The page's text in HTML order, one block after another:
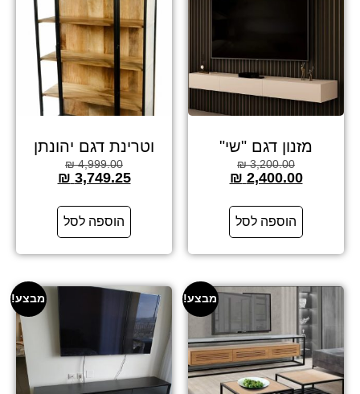
מזנון דגם "שי"
3,200.00
₪
2,400.00
₪
הוספה לסל
וטרינת דגם יהונתן
4,999.00
₪
3,749.25
₪
הוספה לסל
מבצע! מבצע!